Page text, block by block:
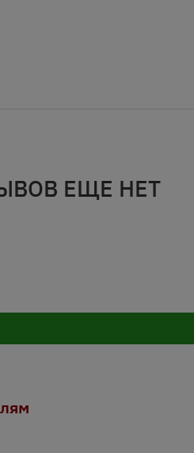
ЕЩЕ НЕТ